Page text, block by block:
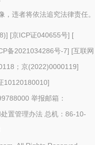
违者将依法追究法律责任。
] [京ICP证040655号] [
备2021034286号-7] [互联网
；京(2022)0000119]
10120180010]
举报邮箱：
置管理办法 总机：86-10-